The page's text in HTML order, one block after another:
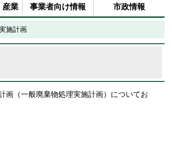
産業 事業者向け情報 市政情報
施計画
画（一般廃棄物処理実施計画）についてお